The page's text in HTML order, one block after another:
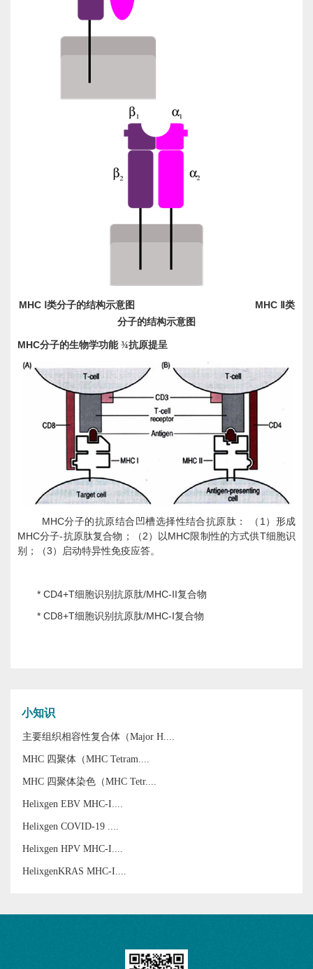
MHC Ⅰ类分子的结构示意图 MHC
Ⅱ类
分子的结构示意图
MHC分子的生物学功能 ¾抗原提呈
MHC分子的抗原结合凹槽选择性结合抗原肽： （ 1 ）形成
MHC分子-抗原肽复合物；（ 2 ）以MHC限制性的方式供T细胞识
别；（3 ）启动特异性免疫应答。
* CD4+T细胞识别抗原肽/MHC-II复合物
* CD8+T细胞识别抗原肽/MHC-I复合物
小知识
主要组织相容性复合体（Major H....
MHC 四聚体（MHC Tetram....
MHC 四聚体染色（MHC Tetr....
Helixgen EBV MHC-I....
Helixgen COVID-19 ....
Helixgen HPV MHC-I....
HelixgenKRAS MHC-I....